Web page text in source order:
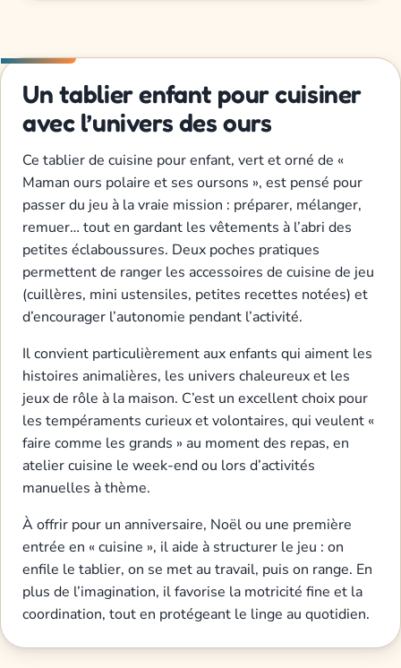
Un tablier enfant pour cuisiner
avec l’univers des ours
Ce tablier de cuisine pour enfant, vert et orné de «
Maman ours polaire et ses oursons », est pensé pour
passer du jeu à la vraie mission : préparer, mélanger,
remuer… tout en gardant les vêtements à l’abri des
petites éclaboussures. Deux poches pratiques
permettent de ranger les accessoires de cuisine de jeu
(cuillères, mini ustensiles, petites recettes notées) et
d’encourager l’autonomie pendant l’activité.
Il convient particulièrement aux enfants qui aiment les
histoires animalières, les univers chaleureux et les
jeux de rôle à la maison. C’est un excellent choix pour
les tempéraments curieux et volontaires, qui veulent «
faire comme les grands » au moment des repas, en
atelier cuisine le week-end ou lors d’activités
manuelles à thème.
À offrir pour un anniversaire, Noël ou une première
entrée en « cuisine », il aide à structurer le jeu : on
enfile le tablier, on se met au travail, puis on range. En
plus de l’imagination, il favorise la motricité fine et la
coordination, tout en protégeant le linge au quotidien.